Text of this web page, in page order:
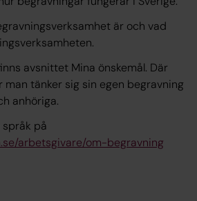
är och vad
avsnittet Mina önskemål. Där
tänker sig sin egen begravning
anhöriga.
på
arbetsgivare/om-begravning